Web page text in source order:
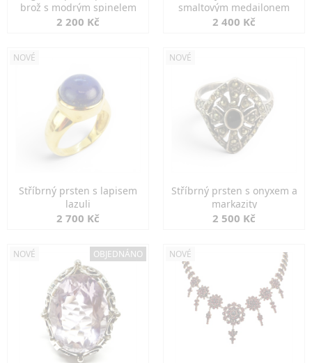
brož s modrým spinelem
2 200 Kč
smaltovým medailonem
2 400 Kč
NOVÉ
Stříbrný prsten s lapisem
lazuli
2 700 Kč
NOVÉ
Stříbrný prsten s onyxem a
markazity
2 500 Kč
NOVÉ OBJEDNÁNO NOVÉ